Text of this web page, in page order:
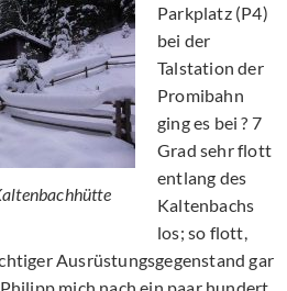
Parkplatz (P4)
bei der
Talstation der
Promibahn
ging es bei ? 7
Grad sehr flott
entlang des
Kaltenbachs
los; so flott,
Ausrüstungsgegenstand gar